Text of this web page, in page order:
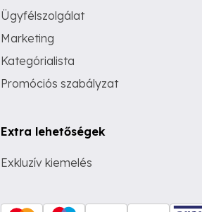
Ügyfélszolgálat
Marketing
Kategórialista
Promóciós szabályzat
Extra lehetőségek
Exkluzív kiemelés